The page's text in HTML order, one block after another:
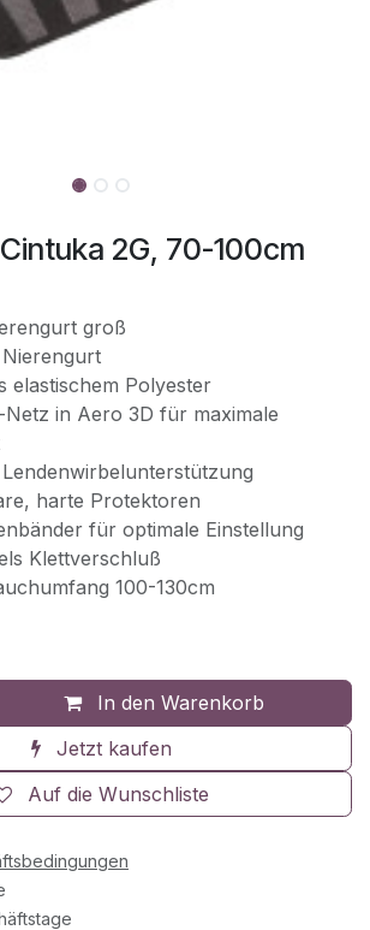
2G, 70-100cm
groß
elastischem Polyester
in Aero 3D für maximale
harte Protektoren
für optimale Einstellung
Klettverschluß
100-130cm
In den Warenkorb
Jetzt kaufen
Auf die Wunschliste